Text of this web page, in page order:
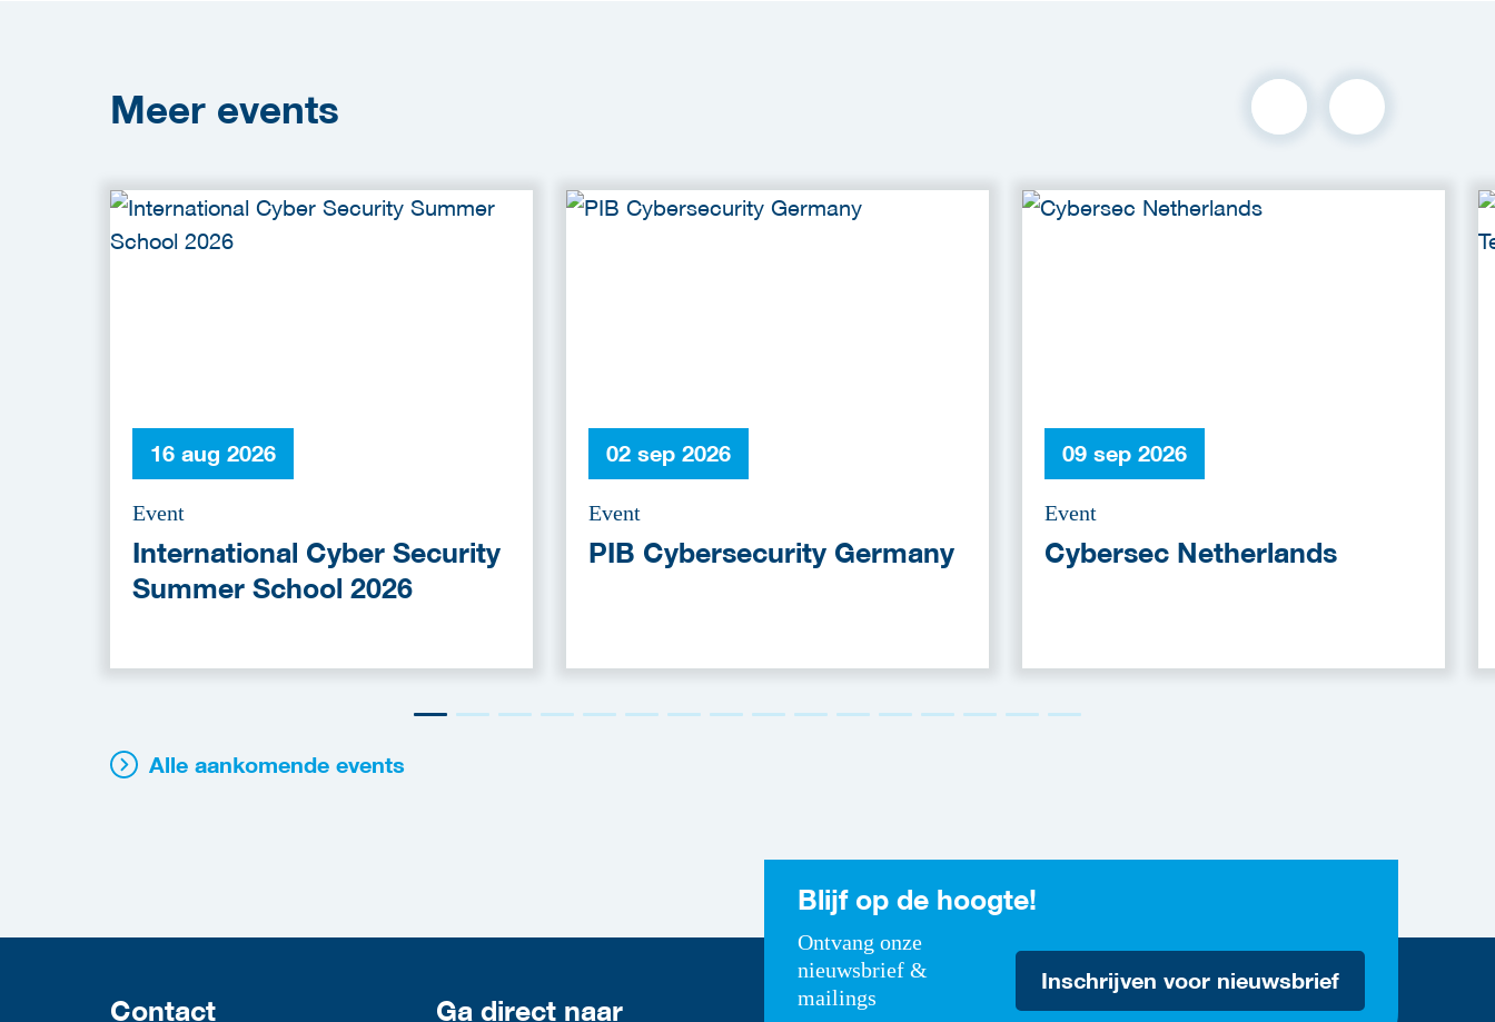
Meer events
16 aug 2026
Event
International Cyber Security
Summer School 2026
02 sep 2026
Event
PIB Cybersecurity Germany
09 sep 2026
Event
Cybersec Netherlands
Alle aankomende events
Blijf op de hoogte!
Ontvang onze
nieuwsbrief &
mailings
Inschrijven voor nieuwsbrief
Contact Ga direct naar